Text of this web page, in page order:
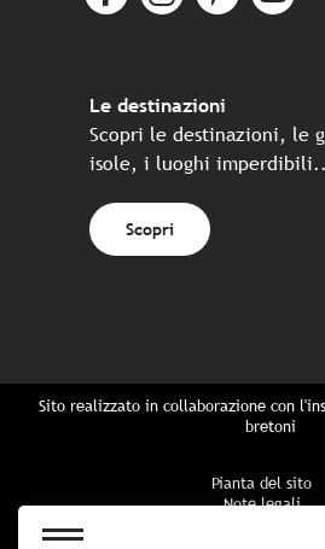
Le destinazioni
Scopri le destinazioni, le
isole, i luoghi
Scopri
Sito realizzato in collaborazione con
bretoni
Pianta del sito
Note legali